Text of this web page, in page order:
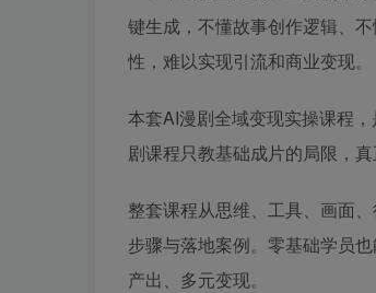
键生成，不懂故事创作逻辑、
性，难以实现引流和商业变现。
本套AI漫剧全域变现实操课程
剧课程只教基础成片的局限，
整套课程从思维、工具、画面
步骤与落地案例。零基础学员
产出、多元变现。